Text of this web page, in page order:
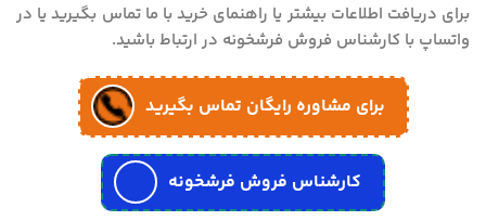
برای دریافت اطلاعات بیشتر یا راهنمای خرید با ما تماس بگیرید یا در
واتساپ با کارشناس فروش فرشخونه در ارتباط باشید.
برای مشاوره رایگان تماس بگیرید
کارشناس فروش فرشخونه